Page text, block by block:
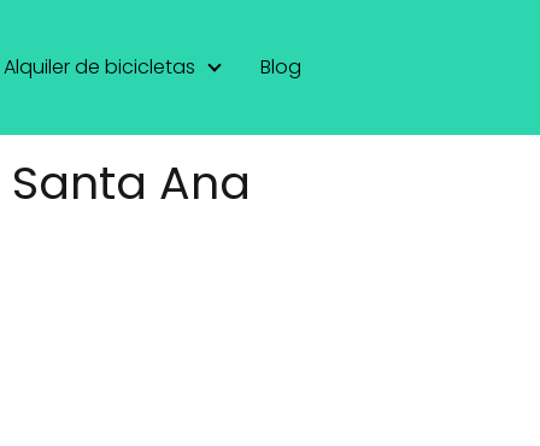
Alquiler de bicicletas Blog
Ana